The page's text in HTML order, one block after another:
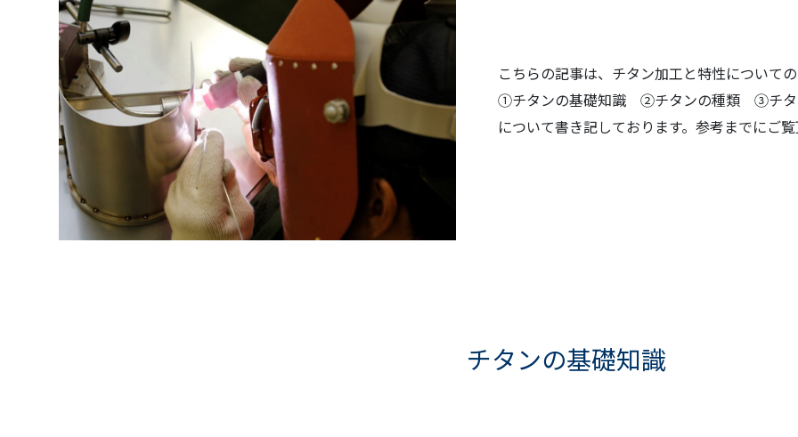
こちらの記事は、チタン加工と特性についての
①チタンの基礎知識 ②チタンの種類 ③チタ
について書き記しております。参考までにご覧
チタンの基礎知識